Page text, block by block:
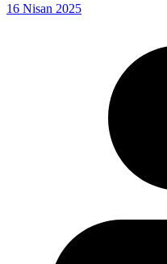
16 Nisan 2025